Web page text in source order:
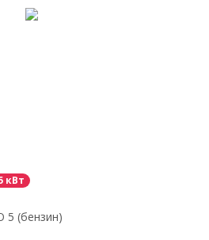
кВт
5 (бензин)